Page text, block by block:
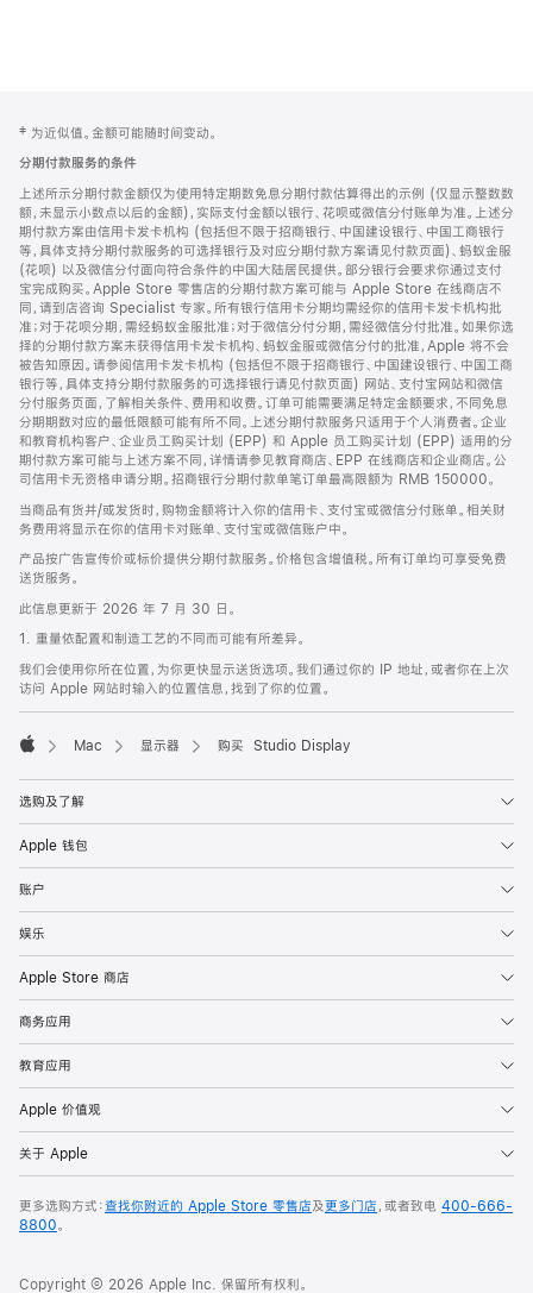
页
页
脚
注
‡ 为近似值。金额可能随时间变动。
分期付款服务的条件
上述所示分期付款金额仅为使用特定期数免息分期付款估算得出的示例 (仅显示整数数
额，未显示小数点以后的金额)，实际支付金额以银行、花呗或微信分付账单为准。上述分
期付款方案由信用卡发卡机构 (包括但不限于招商银行、中国建设银行、中国工商银行
等，具体支持分期付款服务的可选择银行及对应分期付款方案请见付款页面)、蚂蚁金服
(花呗) 以及微信分付面向符合条件的中国大陆居民提供。部分银行会要求你通过支付
宝完成购买。Apple Store 零售店的分期付款方案可能与 Apple Store 在线商店不
同，请到店咨询 Specialist 专家。所有银行信用卡分期均需经你的信用卡发卡机构批
准；对于花呗分期，需经蚂蚁金服批准；对于微信分付分期，需经微信分付批准。如果你选
择的分期付款方案未获得信用卡发卡机构、蚂蚁金服或微信分付的批准，Apple 将不会
被告知原因。请参阅信用卡发卡机构 (包括但不限于招商银行、中国建设银行、中国工商
银行等，具体支持分期付款服务的可选择银行请见付款页面) 网站、支付宝网站和微信
分付服务页面，了解相关条件、费用和收费。订单可能需要满足特定金额要求，不同免息
分期期数对应的最低限额可能有所不同。上述分期付款服务只适用于个人消费者。企业
和教育机构客户、企业员工购买计划 (EPP) 和 Apple 员工购买计划 (EPP) 适用的分
期付款方案可能与上述方案不同，详情请参见教育商店、EPP 在线商店和企业商店。公
司信用卡无资格申请分期。招商银行分期付款单笔订单最高限额为 RMB 150000。
当商品有货并/或发货时，购物金额将计入你的信用卡、支付宝或微信分付账单。相关财
务费用将显示在你的信用卡对账单、支付宝或微信账户中。
产品按广告宣传价或标价提供分期付款服务。价格包含增值税。所有订单均可享受免费
送货服务。
此信息更新于 2026 年 7 月 30 日。
1. 重量依配置和制造工艺的不同而可能有所差异。
我们会使用你所在位置，为你更快显示送货选项。我们通过你的 IP 地址，或者你在上次
访问 Apple 网站时输入的位置信息，找到了你的位置。
Mac 显示器 购买 Studio Display
选购及了解
Apple 钱包
账户
娱乐
Apple Store 商店
商务应用
教育应用
Apple 价值观
关于 Apple
更多选购方式：查找你附近的 Apple Store 零售店及更多门店，或者致电 400-666-
8800。
Copyright © 2026 Apple Inc. 保留所有权利。